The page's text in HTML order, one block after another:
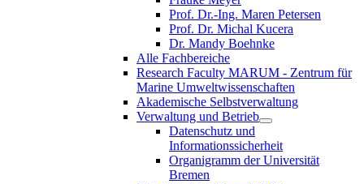
Prof. Dr.-Ing. Maren Petersen
Prof. Dr. Michal Kucera
Dr. Mandy Boehnke
Alle Fachbereiche
Research Faculty MARUM - Zentrum für
Marine Umweltwissenschaften
Akademische Selbstverwaltung
Verwaltung und Betrieb
Datenschutz und
Informationssicherheit
Organigramm der Universität
Bremen